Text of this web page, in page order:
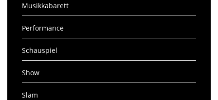
Musikkabarett
Performance
Schauspiel
Show
Slam